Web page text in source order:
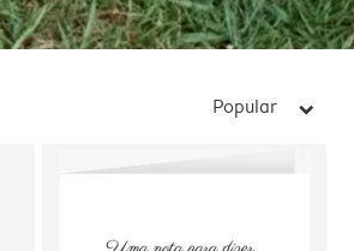
Popular arrow_right